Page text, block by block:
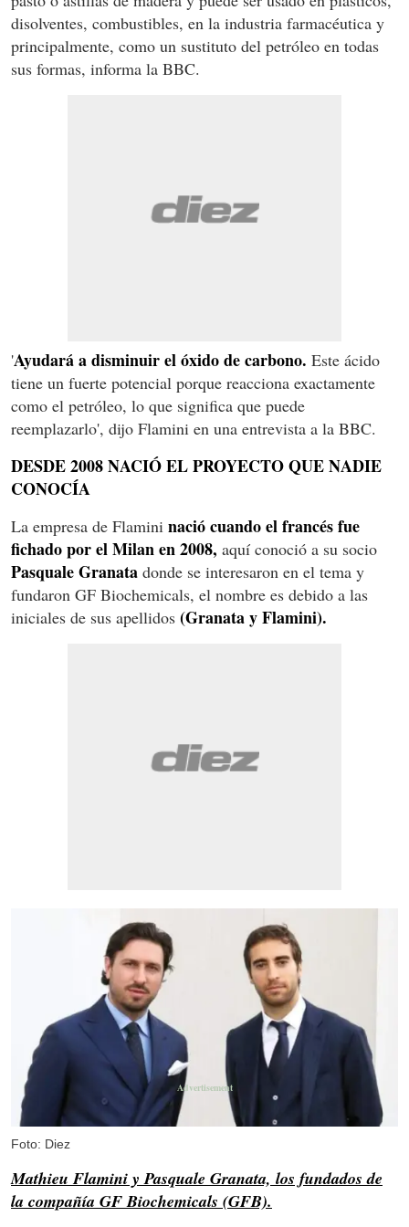
disolventes, combustibles, en la industria farmacéutica y
principalmente, como un sustituto del petróleo en todas
sus formas, informa la BBC.
'Ayudará a disminuir el óxido de carbono. Este ácido
tiene un fuerte potencial porque reacciona exactamente
como el petróleo, lo que significa que puede
reemplazarlo', dijo Flamini en una entrevista a la BBC.
DESDE 2008 NACIÓ EL PROYECTO QUE NADIE
CONOCÍA
La empresa de Flamini nació cuando el francés fue
fichado por el Milan en 2008, aquí conoció a su socio
Pasquale Granata donde se interesaron en el tema y
fundaron GF Biochemicals, el nombre es debido a las
iniciales de sus apellidos (Granata y Flamini).
Foto: Diez
Mathieu Flamini y Pasquale Granata, los fundados de
la compañía GF Biochemicals (GFB).